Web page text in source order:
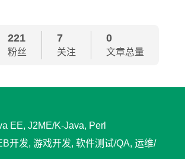
221
粉丝
7
关注
0
文章总量
EE, J2ME/K-Java, Perl
开发, 游戏开发, 软件测试/QA, 运维/